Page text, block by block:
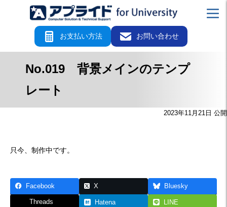
お支払い方法 お問い合わせ
No.019 背景メインのテンプ
レート
2023年11月21日 公開
只今、制作中です。
Facebook X Bluesky
Threads Hatena LINE